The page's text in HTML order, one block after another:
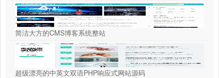
简洁大方的CMS博客系统整站
超级漂亮的中英文双语PHP响应式网站源码